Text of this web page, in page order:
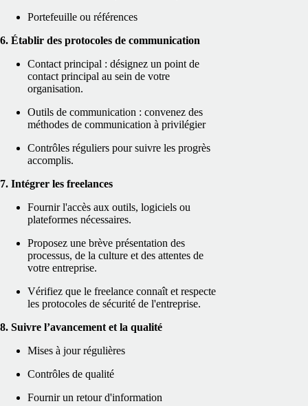
Portefeuille ou références
6. Établir des protocoles de communication
Contact principal : désignez un point de
contact principal au sein de votre
organisation.
Outils de communication : convenez des
méthodes de communication à privilégier
Contrôles réguliers pour suivre les progrès
accomplis.
7. Intégrer les freelances
Fournir l'accès aux outils, logiciels ou
plateformes nécessaires.
Proposez une brève présentation des
processus, de la culture et des attentes de
votre entreprise.
Vérifiez que le freelance connaît et respecte
les protocoles de sécurité de l'entreprise.
8. Suivre l’avancement et la qualité
Mises à jour régulières
Contrôles de qualité
Fournir un retour d'information